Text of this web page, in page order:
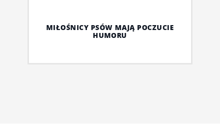
MIŁOŚNICY PSÓW MAJĄ POCZUCIE
HUMORU